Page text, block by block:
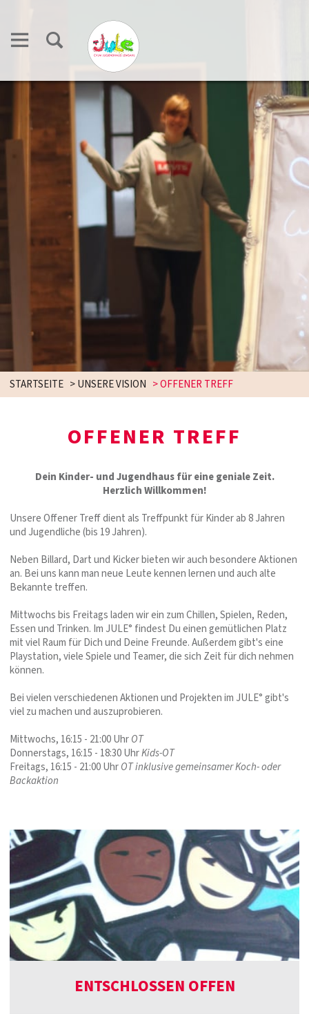
STARTSEITE >UNSERE VISION >OFFENER TREFF
OFFENER TREFF
Dein Kinder- und Jugendhaus für eine geniale Zeit.
Herzlich Willkommen!
Unsere Offener Treff dient als Treffpunkt für Kinder ab 8 Jahren
und Jugendliche (bis 19 Jahren).
Neben Billard, Dart und Kicker bieten wir auch besondere Aktionen
an. Bei uns kann man neue Leute kennen lernen und auch alte
Bekannte treffen.
Mittwochs bis Freitags laden wir ein zum Chillen, Spielen, Reden,
Essen und Trinken. Im JULE° findest Du einen gemütlichen Platz
mit viel Raum für Dich und Deine Freunde. Außerdem gibt's eine
Playstation, viele Spiele und Teamer, die sich Zeit für dich nehmen
können.
Bei vielen verschiedenen Aktionen und Projekten im JULE° gibt's
viel zu machen und auszuprobieren.
Mittwochs, 16:15 - 21:00 UhrOT
Donnerstags, 16:15 - 18:30 UhrKids-OT
Freitags, 16:15 - 21:00 UhrOT inklusive gemeinsamer Koch- oder
Backaktion
ENTSCHLOSSEN OFFEN